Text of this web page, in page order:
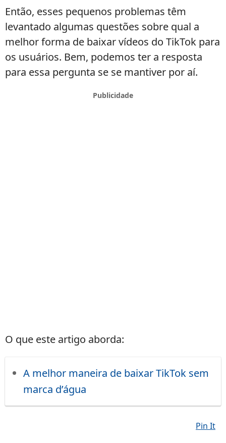
Então, esses pequenos problemas têm
levantado algumas questões sobre qual a
melhor forma de baixar vídeos do TikTok para
os usuários. Bem, podemos ter a resposta
para essa pergunta se se mantiver por aí.
O que este artigo aborda:
A melhor maneira de baixar TikTok sem
marca d’água
Pin It